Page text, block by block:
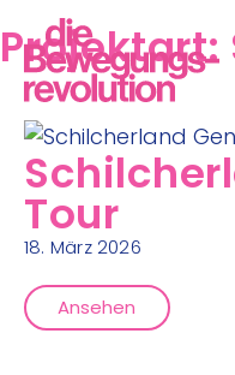
Projektart:
Tour
18. März 2026
Ansehen